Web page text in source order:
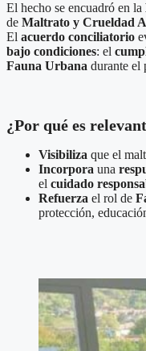
El hecho se encuadró en la
de Maltrato y Crueldad
El acuerdo conciliatorio
bajo condiciones: el
Fauna Urbana durante el
¿Por qué es
Visibiliza que el
Incorpora una
el cuidado
Refuerza el rol de
protección,